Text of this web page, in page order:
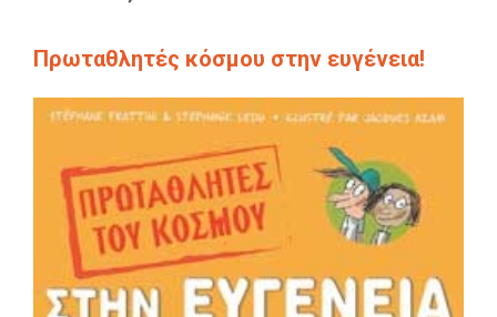
Πρωταθλητές κόσμου στην ευγένεια!